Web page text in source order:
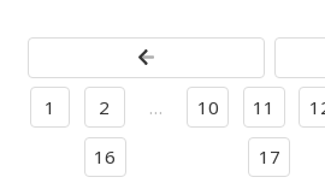
1 2 … 10 11
16 17